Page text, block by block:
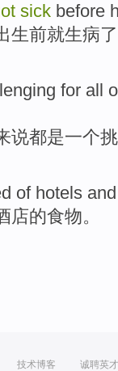
sick before
生前就生病
for all
说都是一个
of hotels and
店的食物。
技术博客 诚聘英才